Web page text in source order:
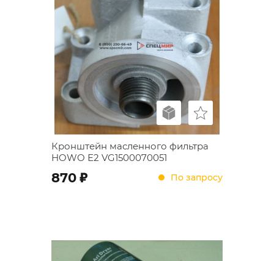
Кронштейн масленного фильтра
HOWO Е2 VG1500070051
870 ; По запросу